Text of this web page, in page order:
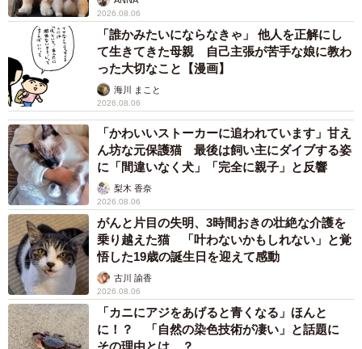
2026.08.06
「誰かみたいにならなきゃ」 他人を正解にし
て生きてきた母親 自己主張が苦手な娘に教わ
った大切なこと【漫画】
海川 まこと
2026.08.06
「かわいいストーカーに追われています」甘え
ん坊な元保護猫 最後は飼い主にダイブする姿
に「間違いなく犬」「完全に親子」と反響
梨木 香奈
2026.08.06
がんと片目の失明、3時間おきの壮絶な介護を
乗り越えた猫 「叶わないかもしれない」と覚
悟した19歳の誕生日を迎えて感動
古川 諭香
2026.08.06
「カニにアジをあげると青くなる」ほんと
に！？ 「自然の染色技術が凄い」と話題に